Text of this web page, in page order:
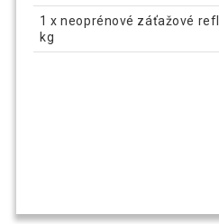
1 x neoprénové záťažové
kg